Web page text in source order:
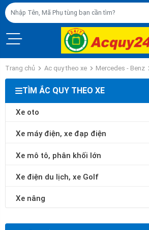
Trang chủ Ac quy theo xe Mercedes - Benz
TÌM ẮC QUY THEO XE
Xe oto
Xe máy điện, xe đạp điện
Xe mô tô, phân khối lớn
Xe điện du lịch, xe Golf
Xe nâng